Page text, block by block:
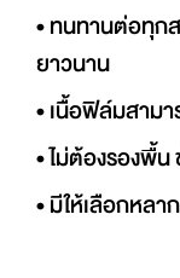
• ทนทานต่อทุก
ยาวนาน
• เนื้อฟิล์มสาม
• ไม่ต้องรองพื้น
• มีให้เลือกหล